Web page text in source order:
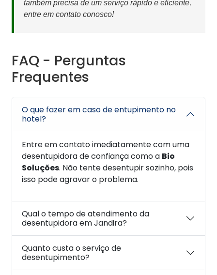
também precisa de um serviço rápido e eficiente,
entre em contato conosco!
FAQ - Perguntas
Frequentes
O que fazer em caso de entupimento no
hotel?
Entre em contato imediatamente com uma
desentupidora de confiança como a Bio
Soluções. Não tente desentupir sozinho, pois
isso pode agravar o problema.
Qual o tempo de atendimento da
desentupidora em Jandira?
Quanto custa o serviço de
desentupimento?